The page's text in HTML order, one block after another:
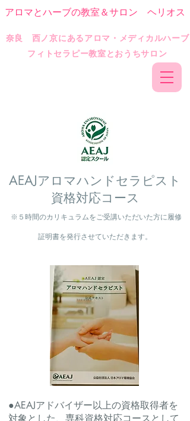
​奈良 西ノ京にあるアロマ・メディカルハーブ
フィトセラピー教室とおうちサロン
アロマとハーブの教室＆サロン ヘリオス
AEAJアロマハンドセラピスト
資格対応コース
※５時間のカリキュラムをご受講いただいた方に履修
証明書を発行させていただきます。
●AEAJアドバイザー以上の資格取得者を
対象とした、専科資格対応コースとして